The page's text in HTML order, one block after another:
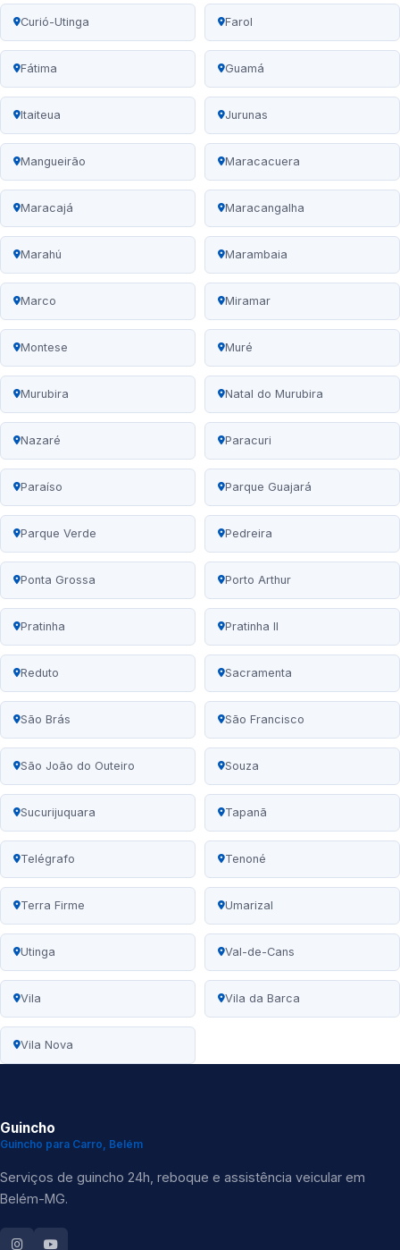
Curió-Utinga Farol
Fátima Guamá
Itaiteua Jurunas
Mangueirão Maracacuera
Maracajá Maracangalha
Marahú Marambaia
Marco Miramar
Montese Muré
Murubira Natal do Murubira
Nazaré Paracuri
Paraíso Parque Guajará
Parque Verde Pedreira
Ponta Grossa Porto Arthur
Pratinha Pratinha II
Reduto Sacramenta
São Brás São Francisco
São João do Outeiro Souza
Sucurijuquara Tapanã
Telégrafo Tenoné
Terra Firme Umarizal
Utinga Val-de-Cans
Vila Vila da Barca
Vila Nova
Guincho
Guincho para Carro, Belém
Serviços de guincho 24h, reboque e assistência veicular em
Belém-MG.